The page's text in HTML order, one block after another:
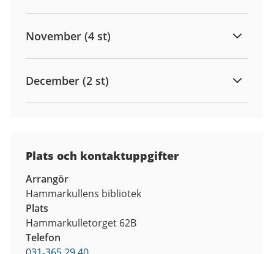
November (4 st)
December (2 st)
Plats och kontaktuppgifter
Arrangör
Hammarkullens bibliotek
Plats
Hammarkulletorget 62B
Telefon